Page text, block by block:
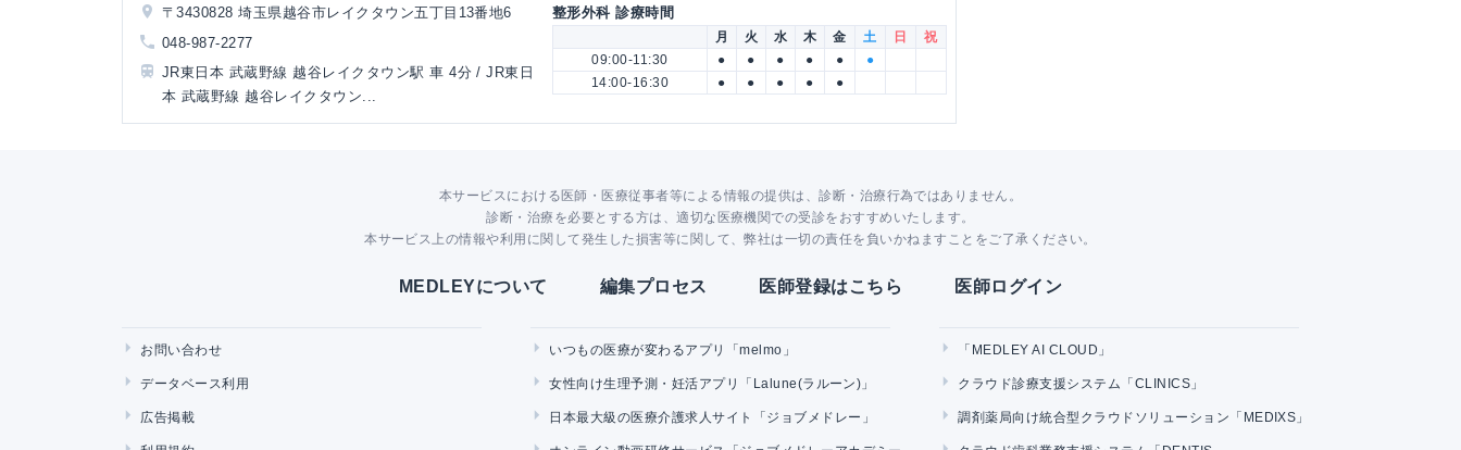
〒3430828 埼玉県越谷市レイクタウン五丁目13番地6
048-987-2277
JR東日本 武蔵野線 越谷レイクタウン駅 車 4分 / JR東日
本 武蔵野線 越谷レイクタウン...
整形外科 診療時間
月 火 水 木 金 土 日
祝
09:00-11:30
● ● ● ● ●
●
14:00-16:30
● ● ● ● ●
本サービスにおける医師・医療従事者等による情報の提供は、診断・治療行為ではありません。
診断・治療を必要とする方は、適切な医療機関での受診をおすすめいたします。
本サービス上の情報や利用に関して発生した損害等に関して、弊社は一切の責任を負いかねますことをご了承ください。
MEDLEYについて 編集プロセス 医師登録はこちら 医師ログイン
お問い合わせ
データベース利用
広告掲載
いつもの医療が変わるアプリ「melmo」
女性向け生理予測・妊活アプリ「Lalune(ラルーン)」
日本最大級の医療介護求人サイト「ジョブメドレー」
「MEDLEY AI CLOUD」
クラウド診療支援システム「CLINICS」
調剤薬局向け統合型クラウドソリューション「MEDIXS」